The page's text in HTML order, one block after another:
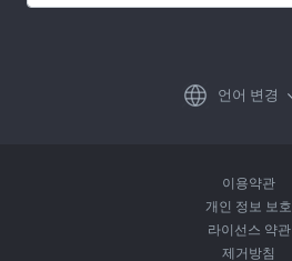
언어 변경
이용약관
개인 정보 보호
라이선스 약관
제거방침